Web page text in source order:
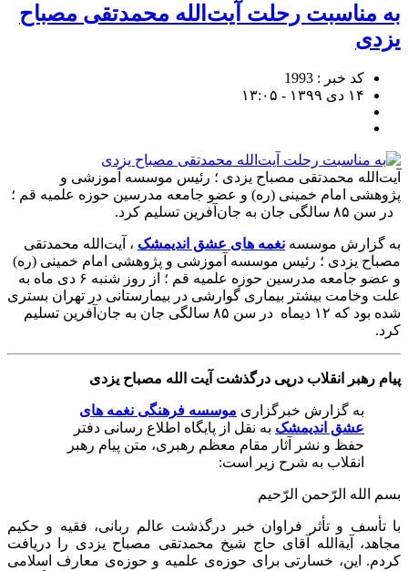
به مناسبت رحلت آیت‌الله محمدتقی مصباح
یزدی
کد خبر : 1993
۱۴ دی ۱۳۹۹ - ۱۳:۰۵
آیت‌الله محمدتقی مصباح یزدی ؛ رئیس موسسه آموزشی و
پژوهشی امام خمینی (ره) و عضو جامعه مدرسین حوزه علمیه قم ؛
در سن ۸۵ سالگی جان به جان‌آفرین تسلیم کرد.
به گزارش موسسه نغمه های عشق اندیمشک ، آیت‌الله محمدتقی
مصباح یزدی ؛ رئیس موسسه آموزشی و پژوهشی امام خمینی (ره)
و عضو جامعه مدرسین حوزه علمیه قم ؛ از روز شنبه ۶ دی ماه به
علت وخامت بیشتر بیماری گوارشی در بیمارستانی در تهران بستری
شده بود که ۱۲ دیماه در سن ۸۵ سالگی جان به جان‌آفرین تسلیم
کرد.
پیام رهبر انقلاب درپی درگذشت آیت الله مصباح یزدی
به گزارش خبرگزاری موسسه فرهنگی نغمه های
عشق اندیمشک به نقل از پایگاه اطلاع رسانی دفتر
حفظ و نشر آثار مقام معظم رهبری، متن پیام رهبر
انقلاب به شرح زیر است:
بسم الله الرّحمن الرّحیم
با تأسف و تأثر فراوان خبر درگذشت عالم ربانی، فقیه و حکیم
مجاهد، آیةالله آقای حاج شیخ محمدتقی مصباح یزدی را دریافت
کردم. این، خسارتی برای حوزه‌ی علمیه و حوزه‌ی معارف اسلامی